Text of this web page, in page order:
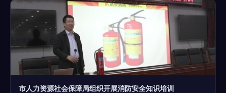
市人力资源社会保障局组织开展消防安全知识培训